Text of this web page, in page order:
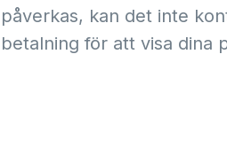
påverkas, kan det inte
betalning för att visa dina